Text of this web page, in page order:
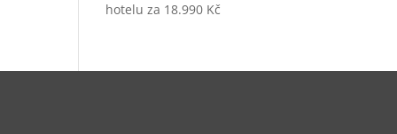
hotelu za 18.990 Kč